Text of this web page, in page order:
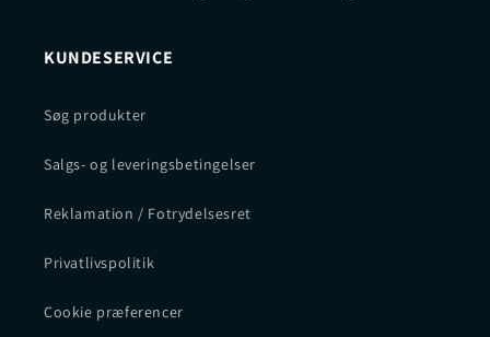
KUNDESERVICE
Søg produkter
Salgs- og leveringsbetingelser
Reklamation / Fotrydelsesret
Privatlivspolitik
Cookie præferencer